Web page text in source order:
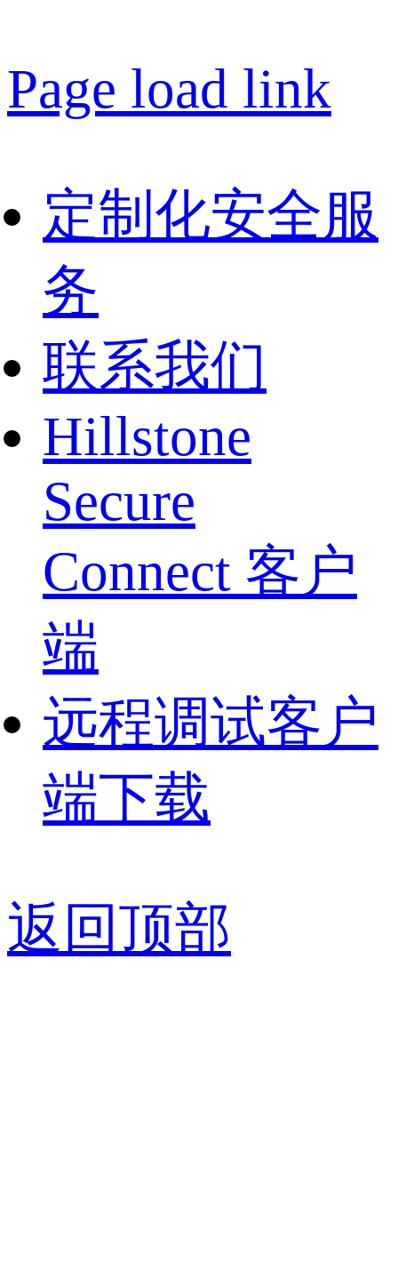
Page load link
定制化安全服
务
联系我们
Hillstone
Secure
Connect 客户
端
远程调试客户
端下载
返回顶部